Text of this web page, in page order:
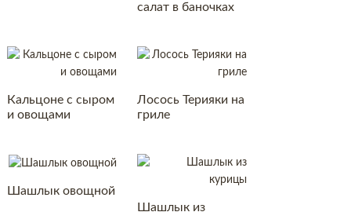
салат в баночках
Кальцоне с сыром
и овощами
Лосось Терияки на
гриле
Шашлык овощной
Шашлык из